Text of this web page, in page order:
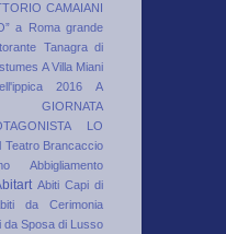
CAMAIANI
a Roma grande
Tanagra di
A Villa Miani
2016
A
GIORNATA
LO
Teatro Brancaccio
Abbigliamento
Abiti Capi di
da Cerimonia
da Sposa di Lusso